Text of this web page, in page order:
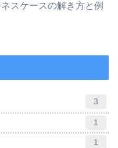
スケースの解き方と例
3
1
1